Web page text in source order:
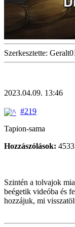
Szerkesztette:
2023.04.09. 13:46
#219
Tapion-sama
Hozzászólások: 4533
Szintén a tolvajok
beégetik videóba és
hozzájuk, mi